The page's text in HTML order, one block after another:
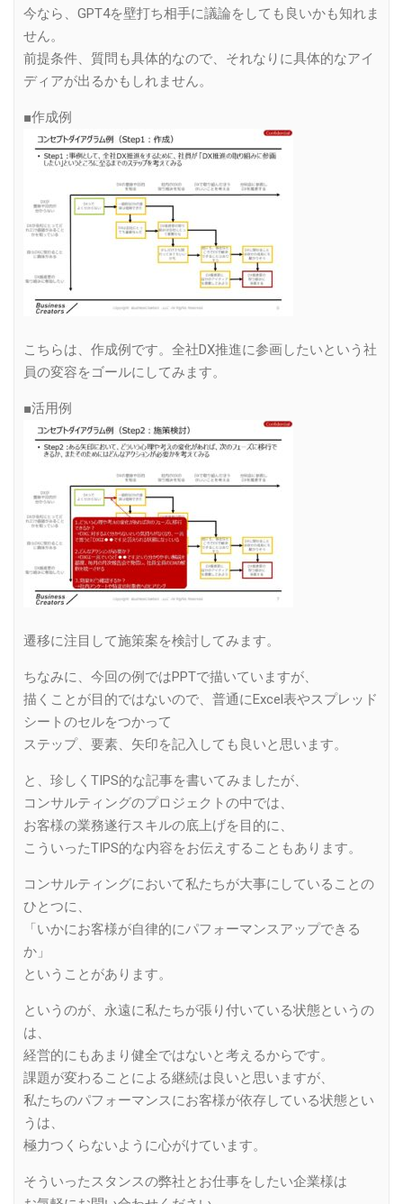
今なら、GPT4を壁打ち相手に議論をしても良いかも知れま
せん。
前提条件、質問も具体的なので、それなりに具体的なアイ
ディアが出るかもしれません。
■作成例
こちらは、作成例です。全社DX推進に参画したいという社
員の変容をゴールにしてみます。
■活用例
遷移に注目して施策案を検討してみます。
ちなみに、今回の例ではPPTで描いていますが、
描くことが目的ではないので、普通にExcel表やスプレッド
シートのセルをつかって
ステップ、要素、矢印を記入しても良いと思います。
と、珍しくTIPS的な記事を書いてみましたが、
コンサルティングのプロジェクトの中では、
お客様の業務遂行スキルの底上げを目的に、
こういったTIPS的な内容をお伝えすることもあります。
コンサルティングにおいて私たちが大事にしていることの
ひとつに、
「いかにお客様が自律的にパフォーマンスアップできる
か」
ということがあります。
というのが、永遠に私たちが張り付いている状態というの
は、
経営的にもあまり健全ではないと考えるからです。
課題が変わることによる継続は良いと思いますが、
私たちのパフォーマンスにお客様が依存している状態とい
うは、
極力つくらないように心がけています。
そういったスタンスの弊社とお仕事をしたい企業様は